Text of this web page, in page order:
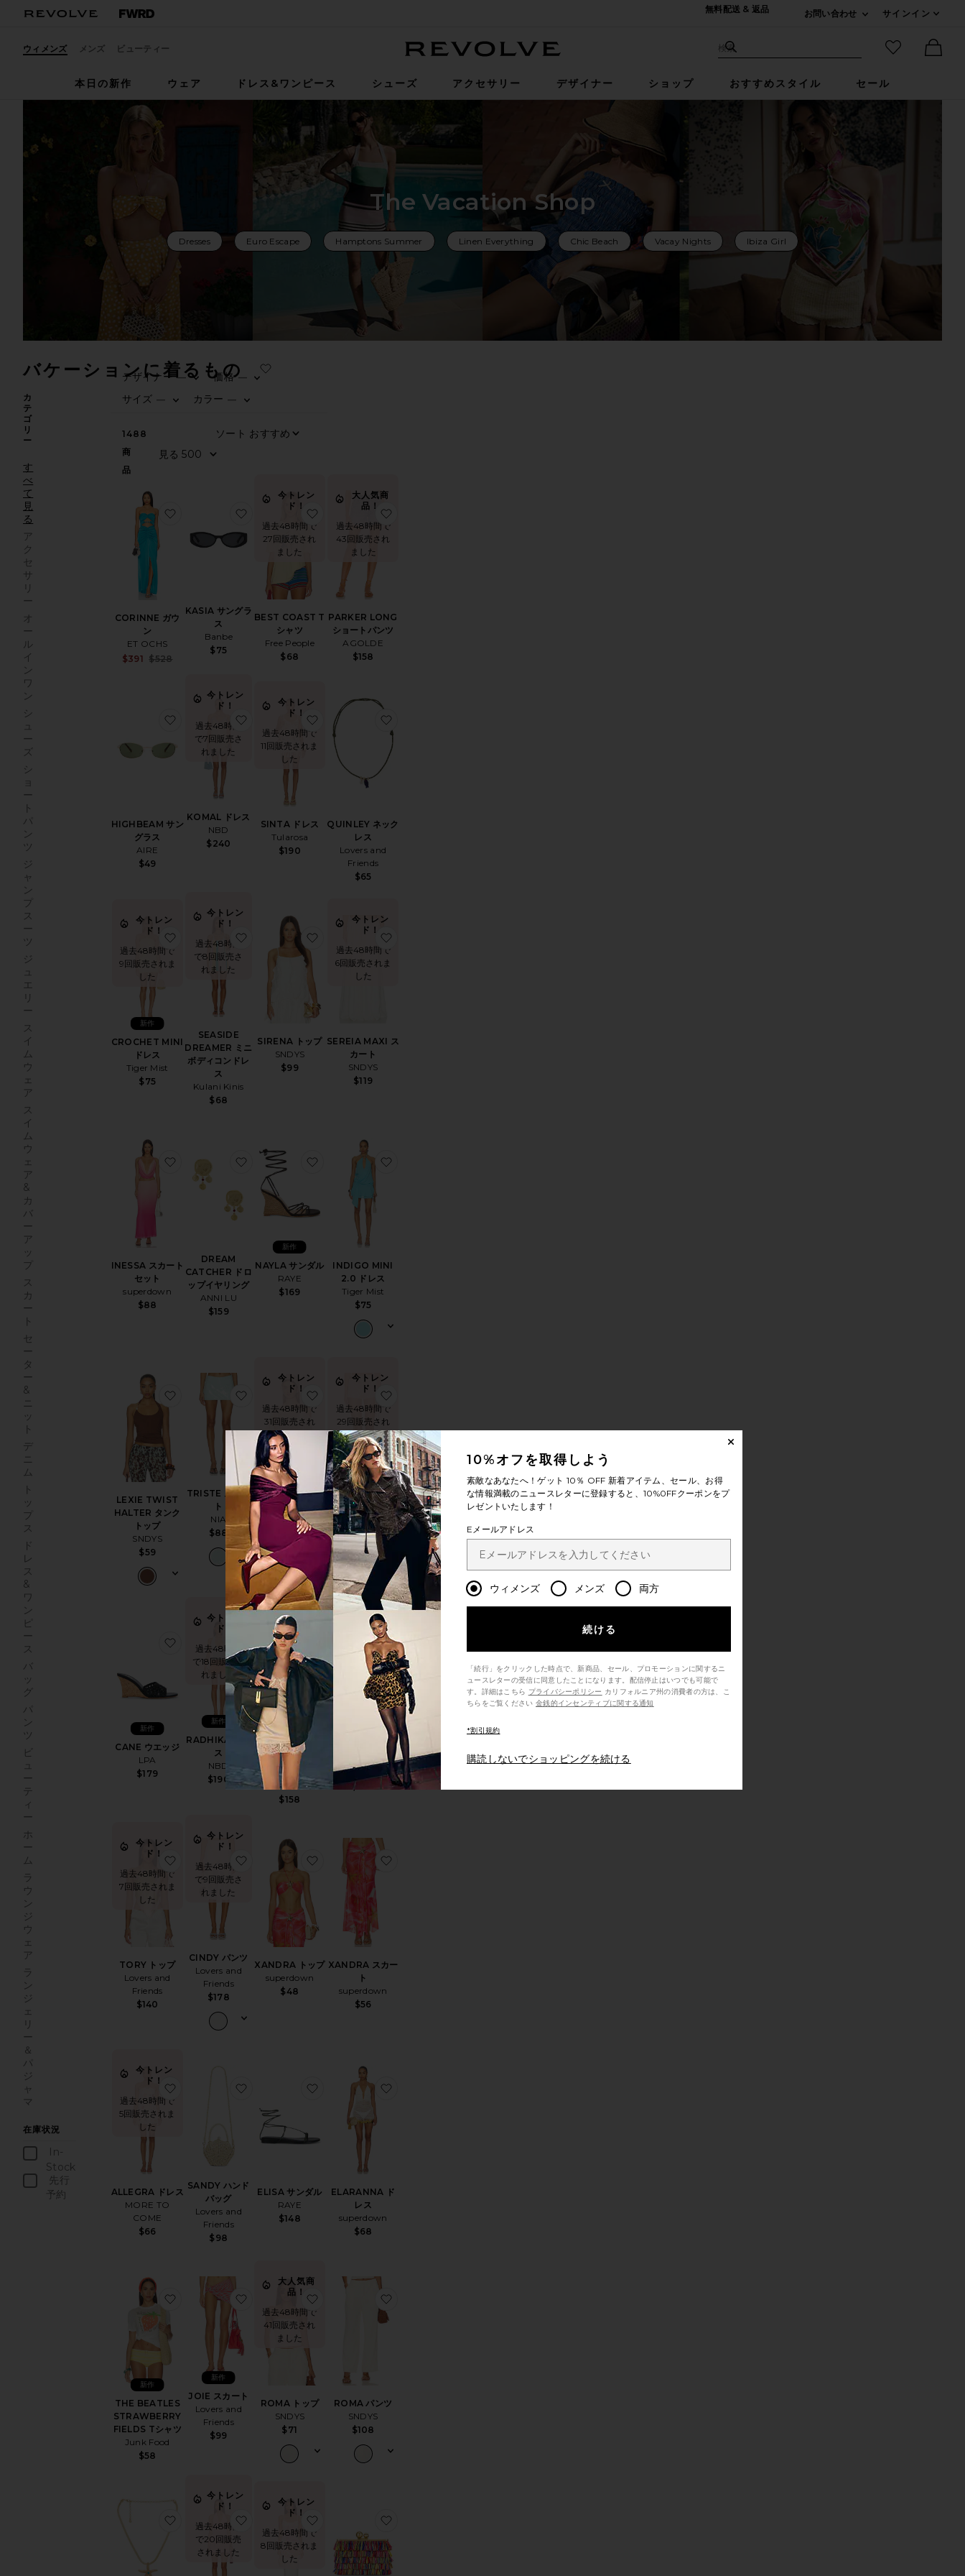
無料配送 & 返品
お問い合わせ
サインイン
ウィメンズ メンズ ビューティー サイト検索
検索
お気に入り
本日の新作
ウェア ドレス&ワンピース シューズ アクセサリー デザイナー ショップ おすすめスタイル セール
The Vacation Shop
Dresses Euro Escape Hamptons Summer Linen Everything Chic Beach Vacay Nights Ibiza Girl
バケーションに着るもの
カ
テ
ゴ
リ
ー
す
べ
て
見
る
ア
ク
セ
サ
リ
ー
オ
ー
ル
イ
ン
ワ
ン
シ
ュ
ー
ズ
シ
ー
ト
パ
ン
ツ
ジ
ャ
ン
プ
ス
ー
ツ
ジ
ュ
エ
リ
ー
ス
イ
ム
ウ
ェ
ア
ス
イ
ム
ウ
ェ
ア
&
カ
バ
ー
ア
ッ
プ
ス
カ
ー
ト
セ
ー
タ
ー
&
ニ
ッ
ト
デ
ニ
ム
ト
ッ
プ
ス
ド
レ
ス
&
ワ
ン
ピ
ー
ス
バ
ッ
グ
パ
ン
ツ
ビ
ュ
ー
テ
ィ
ー
ホ
ー
ム
ラ
ウ
ン
ジ
ウ
ェ
ア
ラ
ン
ジ
ェ
リ
ー
＆
パ
ジ
ャ
マ
在庫状況
Stock
予約
デザイナー—
価格—
サイズ —
カラー —
1488
商
品
CORINNE ガウ
ン
ET OCHS
Sale price:
$391 $528
お気に入りCORINNE ガウン
KASIA サングラ
ス
Banbe
$75
お気に入りKASIA サングラス
今トレン
ド！
過去48時間で
27回販売され
ました
BEST COAST T
シャツ
Free People
$68
お気に入りBEST COAST Tシャツ
大人気商
品！
過去48時間で
43回販売され
ました
PARKER LONG
ショートパンツ
AGOLDE
$158
HIGHBEAM サン
グラス
AIRE
$49
お気に入りHIGHBEAM サングラス
今トレン
ド！
過去48時間
で7回販売さ
れました
KOMAL ドレス
NBD
$240
お気に入りKOMAL ドレス
今トレン
ド！
過去48時間で
11回販売されま
した
SINTA ドレス
Tularosa
$190
お気に入りSINTA ドレス
QUINLEY ネック
レス
Lovers and
Friends
$65
今トレン
ド！
過去48時間で
9回販売されま
した
CROCHET MINI
ドレス
Tiger Mist
$75
新作
お気に入りCROCHET MINI ドレス
今トレン
ド！
過去48時間
で8回販売さ
れました
SEASIDE
DREAMER ミニ
ボディコンドレ
ス
Kulani Kinis
$68
お気に入りSEASIDE DREAMER ミニボディコンドレス
SIRENA トップ
SNDYS
$99
お気に入りSIRENA トップ
今トレン
ド！
過去48時間で
6回販売されま
した
SEREIA MAXI ス
カート
SNDYS
$119
INESSA スカート
セット
superdown
$88
お気に入りINESSA スカートセット
DREAM
CATCHER ドロ
ップイヤリング
ANNI LU
$159
お気に入りDREAM CATCHER ドロップイヤリング
NAYLA サンダル
RAYE
$169
新作
お気に入りNAYLA サンダル
INDIGO MINI
2.0 ドレス
Tiger Mist
$75
LEXIE TWIST
HALTER タンク
トップ
SNDYS
$59
お気に入りLEXIE TWIST HALTER タンクトップ
TRISTE スコー
ト
NIA
$88
お気に入りTRISTE スコート
今トレン
ド！
過去48時間で
31回販売され
ました
FERN
CROCHET ポン
チョ
Tiger Mist
$55
新作
今トレン
ド！
過去48時間で
29回販売され
ました
FERN
CROCHET ショ
ートパンツ
Tiger Mist
$49
新作
CANE ウエッジ
LPA
$179
新作
お気に入りCANE ウエッジ
今トレン
ド！
過去48時間
で18回販売さ
れました
RADHIKA ドレ
ス
NBD
$190
新作
お気に入りRADHIKA ドレス
今トレン
ド！
過去48時間で
13回販売され
ました
CASS カバーアッ
Show Me Your
Mumu
$158
ベストセラー
お気に入りCASS カバーアップ
ALBA ハンドバッ
The Wolf Gang
$250
お気に入りALBA ハンドバッグ
今トレン
ド！
過去48時間で
7回販売されま
した
TORY トップ
Lovers and
Friends
$140
お気に入りTORY トップ
今トレン
ド！
過去48時間
で9回販売さ
れました
CINDY パンツ
Lovers and
Friends
$178
お気に入りCINDY パンツ
XANDRA トップ
superdown
$48
お気に入りXANDRA トップ
XANDRA スカー
ト
superdown
$56
今トレン
ド！
過去48時間で
5回販売されま
した
ALLEGRA ドレス
MORE TO
COME
$66
お気に入りALLEGRA ドレス
SANDY ハンド
バッグ
Lovers and
Friends
$98
お気に入りSANDY ハンドバッグ
ELISA サンダル
RAYE
$148
お気に入りELISA サンダル
ELARANNA ド
レス
superdown
$68
THE BEATLES
STRAWBERRY
FIELDS Tシャツ
Junk Food
$58
新作
お気に入りTHE BEATLES STRAWBERRY FIELDS Tシャツ
JOIE スカート
Lovers and
Friends
$99
新作
お気に入りJOIE スカート
大人気商
品！
過去48時間で
41回販売され
ました
ROMA トップ
SNDYS
$71
お気に入りROMA トップ
ROMA パンツ
SNDYS
$108
お気に入りSTARFISH PENDANT HERRINGBONE ネックレス
今トレン
ド！
過去48時間
で20回販売
されました
お気に入りALEENA ドレス
今トレン
ド！
過去48時間で
8回販売されま
した
お気に入りJOBELLE ドレス
10%オフを取得しよう
素敵なあなたへ！ゲット 10％ OFF 新着アイテム、セール、お得
な情報満載のニュースレターに登録すると、10%0FFクーポンをプ
レゼントいたします！
Eメールアドレス
ウィメンズ メンズ 両方
続ける
「続行」をクリックした時点で、新商品、セール、プロモーションに関するニ
ュースレターの受信に同意したことになります。配信停止はいつでも可能で
す。詳細はこちら プライバシーポリシー
ちらをご覧ください 金銭的インセンティブに関する通知
*割引規約
購読しないでショッピングを続ける